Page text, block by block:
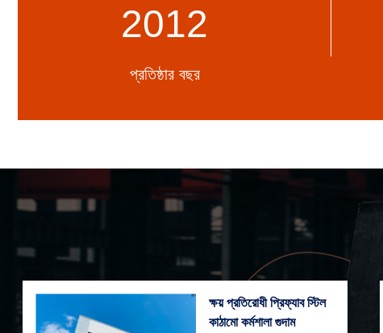
2012
প্রতিষ্ঠার বছর
ক্ষয় প্রতিরোধী প্রিফ্যাব স্টিল
কাঠামো কর্মশালা গুদাম